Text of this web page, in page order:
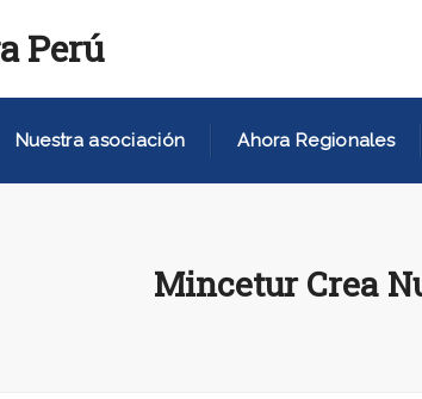
Perú
Nuestra asociación Ahora Regionales
Mincetur Crea